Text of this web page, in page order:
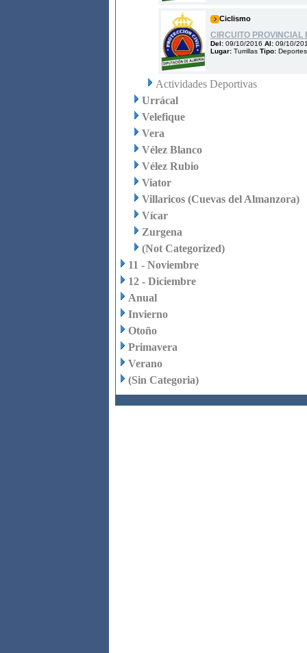
Ciclismo
CIRCUITO PROVINCIAL
Del: 09/10/2016 Al: 09/10/
Lugar: TurrillasTipo: Deportes
Actividades Deportivas
Urrácal
Velefique
Vera
Vélez Blanco
Vélez Rubio
Viator
Villaricos (Cuevas del Almanzora)
Vícar
Zurgena
(Not Categorized)
11 - Noviembre
12 - Diciembre
Anual
Invierno
Otoño
Primavera
Verano
(Sin Categoria)